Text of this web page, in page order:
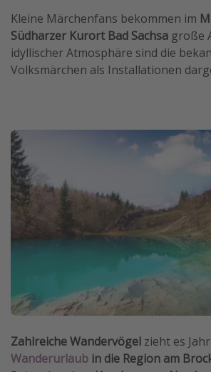
Kleine Märchenfans bekommen im
Südharzer Kurort Bad Sachsa große
idyllischer Atmosphäre sind die
Volksmärchen als Installationen
Zahlreiche Wandervögel zieht es
Wanderurlaub in die Region am